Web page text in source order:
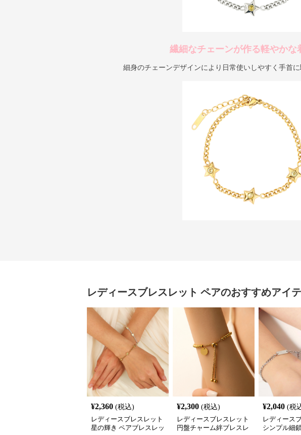
繊細なチェーンが作る軽やかな
細身のチェーンデザインにより日常使いしやすく手首
レディースブレスレット ペアのおすすめアイ
¥2,360 (税込)
レディースブレスレット
星の輝き ペアブレスレッ
¥2,300 (税込)
レディースブレスレット
円盤チャーム絆ブレスレ
¥2,040 (税
レディース
シンプル細